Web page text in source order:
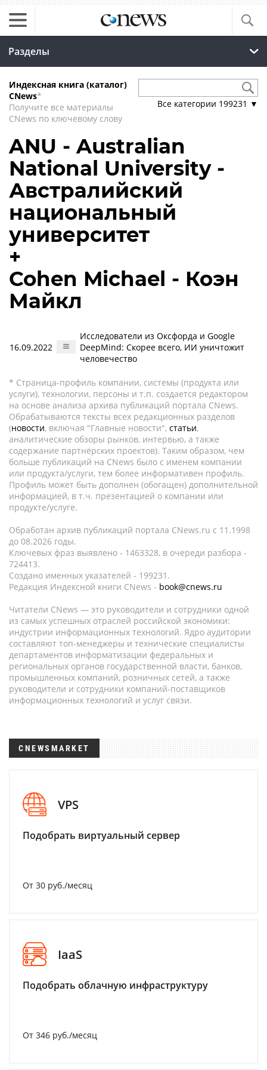
Разделы
Индексная книга (каталог)
CNews*
Получите все материалы
CNews по ключевому слову
Все категории 199231 ▼
ANU - Australian
National University -
Австралийский
национальный
университет
+
Cohen Michael - Коэн
Майкл
16.09.2022
Исследователи из Оксфорда и Google
DeepMind: Скорее всего, ИИ уничтожит
человечество
* Страница-профиль компании, системы (продукта или
услуги), технологии, персоны и т.п. создается редактором
на основе анализа архива публикаций портала CNews.
Обрабатываются тексты всех редакционных разделов
(новости, включая "Главные новости", статьи,
аналитические обзоры рынков, интервью, а также
содержание партнёрских проектов). Таким образом, чем
больше публикаций на CNews было с именем компании
или продукта/услуги, тем более информативен профиль.
Профиль может быть дополнен (обогащен) дополнительной
информацией, в т.ч. презентацией о компании или
продукте/услуге.
Обработан архив публикаций портала CNews.ru c 11.1998
до 08.2026 годы.
Ключевых фраз выявлено - 1463328, в очереди разбора -
724413.
Создано именных указателей - 199231.
Редакция Индексной книги CNews - book@cnews.ru
Читатели CNews — это руководители и сотрудники одной
из самых успешных отраслей российской экономики:
индустрии информационных технологий. Ядро аудитории
составляют топ-менеджеры и технические специалисты
департаментов информатизации федеральных и
региональных органов государственной власти, банков,
промышленных компаний, розничных сетей, а также
руководители и сотрудники компаний-поставщиков
информационных технологий и услуг связи.
CNEWSMARKET
VPS
Подобрать виртуальный сервер
От 30 руб./месяц
IaaS
Подобрать облачную инфраструктуру
От 346 руб./месяц